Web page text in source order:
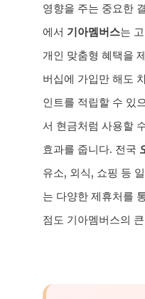
영향을 주는 중요한
에서 기아멤버스는
개인 맞춤형 혜택을
버십에 가입만 해도
인트를 적립할 수 있
서 현금처럼 사용할
효과를 줍니다. 전국
유소, 외식, 쇼핑 등
는 다양한 제휴처를
점도 기아멤버스의